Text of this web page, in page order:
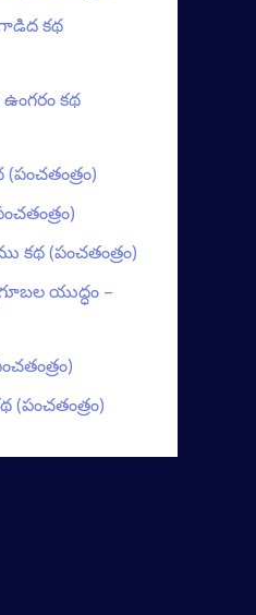
గాడిద కథ
కథ
కథ (పంచతంత్రం)
యుద్ధం –
(పంచతంత్రం)